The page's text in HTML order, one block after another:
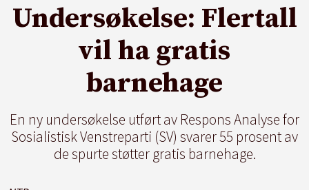
Undersøkelse: Flertall
vil ha gratis
barnehage
En ny undersøkelse utført av Respons Analyse for
Sosialistisk Venstreparti (SV) svarer 55 prosent av
de spurte støtter gratis barnehage.